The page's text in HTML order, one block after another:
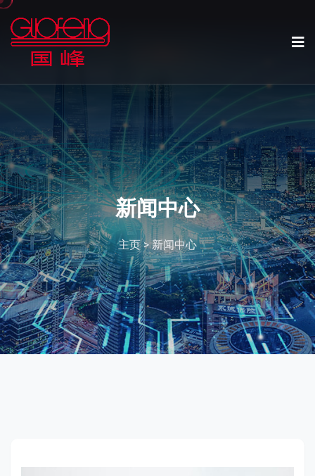
新闻中心
主页>新闻中心